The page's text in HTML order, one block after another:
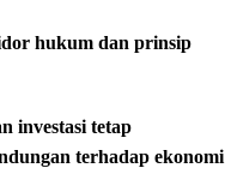
hukum dan prinsip
investasi tetap
terhadap ekonomi